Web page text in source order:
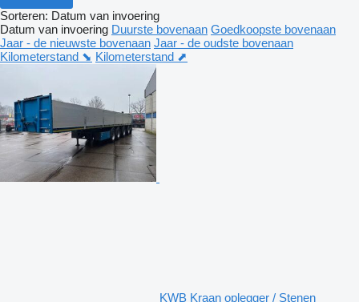
Sorteren: Datum van invoering
Datum van invoering Duurste bovenaan Goedkoopste bovenaan
Jaar - de nieuwste bovenaan Jaar - de oudste bovenaan
Kilometerstand ⬊ Kilometerstand ⬈
KWB Kraan oplegger / Stenen